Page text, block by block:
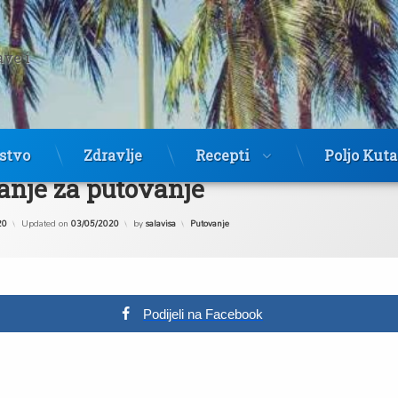
i
Zdravlje Recepti Poljo
za putovanje
Updated on 03/05/2020 bysalavisa Kategorije:
Putovanje
Podijeli na Facebook